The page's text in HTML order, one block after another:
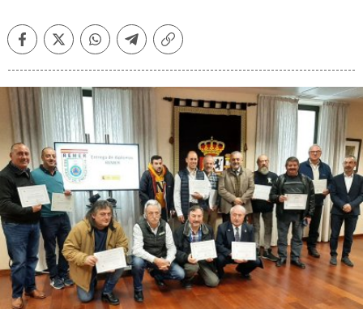
FacebookTwitterWhatsappTelegramCopiar